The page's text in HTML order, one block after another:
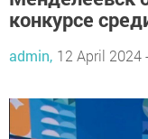
конкурсе
admin, 12 April 2024